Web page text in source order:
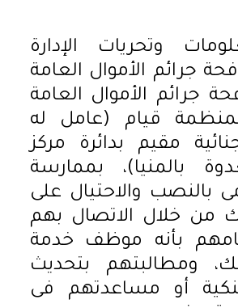
وتحريات الإدارة
جرائم الأموال العامة
جرائم الأموال العامة
قيام (عامل له
مقيم بدائرة مركز
بالمنيا)، بممارسة
بالنصب والاحتيال على
من خلال الاتصال بهم
بأنه موظف خدمة
ومطالبتهم بتحديث
أو مساعدتهم فى